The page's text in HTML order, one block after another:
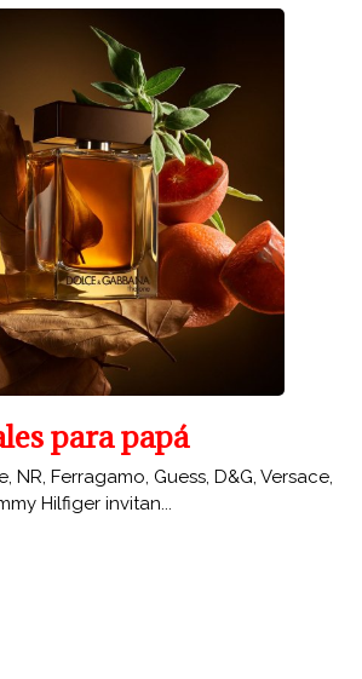
para papá
NR, Ferragamo, Guess, D&G, Versace,
Hilfiger invitan...